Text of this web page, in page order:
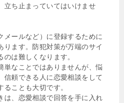
立ち止まっていてはいけませ
メールなど）に登録するために
ります。防犯対策が万端のサイ
のは難しくなります。
単なことではありませんが、悩
信頼できる人に恋愛相談をして
ことも大切です。
は、恋愛相談で回答を手に入れ